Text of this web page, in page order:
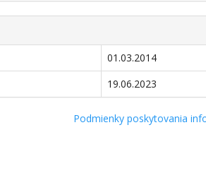
01.03.2014
19.06.2023
Podmienky poskytovania